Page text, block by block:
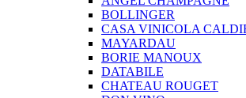
BOLLINGER
CASA VINICOLA
MAYARDAU
BORIE MANOUX
DATABILE
CHATEAU ROUGET